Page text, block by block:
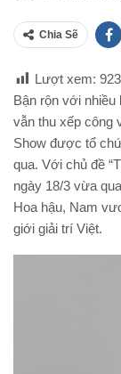
Chia Sẽ
Lượt xem: 923
Bận rộn với
vẫn thu xếp công
Show được tổ
qua. Với chủ đề
ngày 18/3 vừa
Hoa hậu, Nam
giới giải trí Việt.